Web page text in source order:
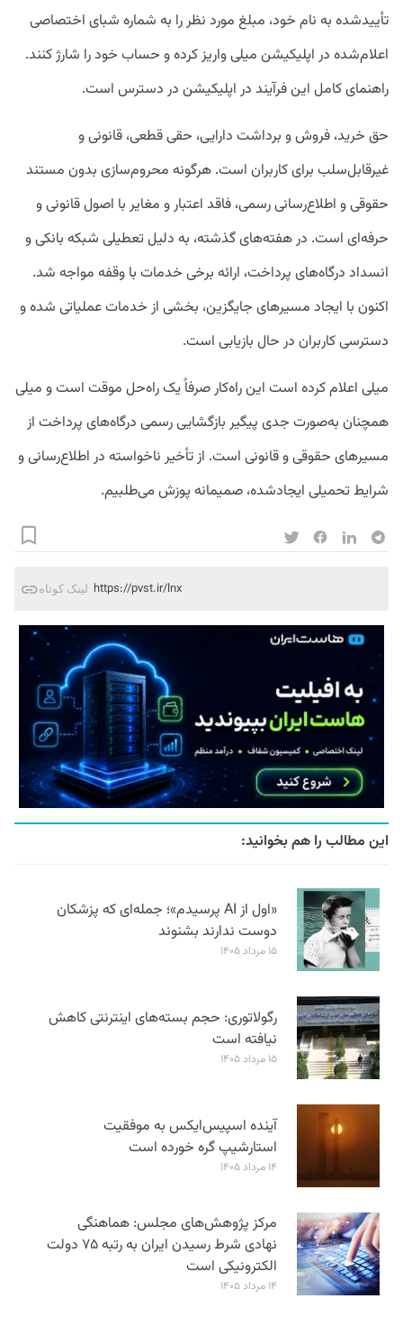
تأییدشده به نام خود، مبلغ مورد نظر را به شماره شبای اختصاصی
اعلام‌شده در اپلیکیشن میلی واریز کرده و حساب خود را شارژ کنند.
راهنمای کامل این فرآیند در اپلیکیشن در دسترس است.
حق خرید، فروش و برداشت دارایی، حقی قطعی، قانونی و
غیرقابل‌سلب برای کاربران است. هرگونه محروم‌سازی بدون مستند
حقوقی و اطلاع‌رسانی رسمی، فاقد اعتبار و مغایر با اصول قانونی و
حرفه‌ای است. در هفته‌های‌ گذشته، به دلیل تعطیلی شبکه بانکی و
انسداد درگاه‌های پرداخت، ارائه برخی خدمات با وقفه مواجه شد.
اکنون با ایجاد مسیرهای جایگزین، بخشی از خدمات عملیاتی شده و
دسترسی کاربران در حال بازیابی است.
میلی اعلام کرده است این راه‌کار صرفاً یک راه‌حل موقت است و میلی
همچنان به‌صورت جدی پیگیر بازگشایی رسمی درگاه‌های پرداخت از
مسیرهای حقوقی و قانونی است. از تأخیر ناخواسته در اطلاع‌رسانی و
شرایط تحمیلی ایجادشده، صمیمانه پوزش می‌طلبیم.
لینک کوتاه https://pvst.ir/lnx
این مطالب را هم بخوانید:
«اول از AI پرسیدم»؛ جمله‌ای که پزشکان
دوست ندارند بشنوند
۱۵ مرداد ۱۴۰۵
رگولاتوری: حجم بسته‌های اینترنتی کاهش
نیافته است
۱۵ مرداد ۱۴۰۵
آینده اسپیس‌ایکس به موفقیت
استارشیپ گره خورده است
۱۴ مرداد ۱۴۰۵
مرکز پژوهش‌های مجلس: هماهنگی
نهادی شرط رسیدن ایران به رتبه ۷۵ دولت
الکترونیکی است
۱۴ مرداد ۱۴۰۵